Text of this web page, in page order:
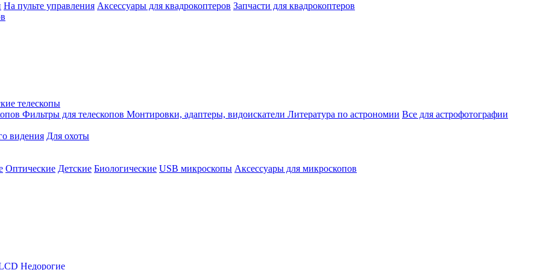
На пульте управления Аксессуары для квадрокоптеров Запчасти для квадрокоптеров
телескопы
Фильтры для телескопов Монтировки, адаптеры, видоискатели Литература по астрономии Все для астрофотографии
видения Для охоты
Оптические Детские Биологические USB микроскопы Аксессуары для микроскопов
Недорогие